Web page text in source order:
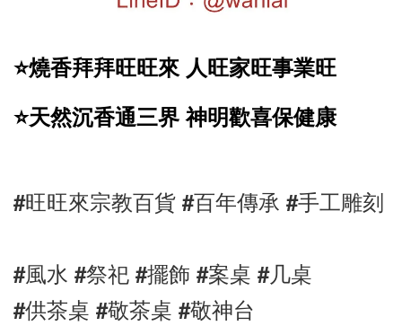
⭐️燒香拜拜旺旺來 人旺家旺事業旺
⭐️天然沉香通三界 神明歡喜保健康
#旺旺來宗教百貨 #百年傳承 #手工雕刻
#風水 #祭祀 #擺飾 #案桌 #几桌
#供茶桌 #敬茶桌 #敬神台